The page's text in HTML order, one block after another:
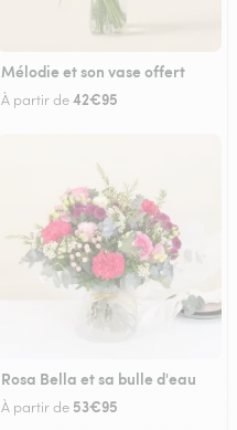
Mélodie et son vase offert
À partir de42€95
Rosa Bella et sa bulle d'eau
À partir de 53€95